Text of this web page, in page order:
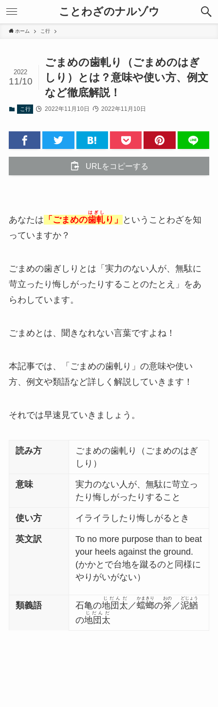
ことわざのナルゾウ
ホーム こ行
ごまめの歯軋り（ごまめのはぎ
しり）とは？意味や使い方、例文
など徹底解説！
2022
11/10
こ行 2022年11月10日 2022年11月10日
URLをコピーする
あなたは 「ごまめの歯軋
はぎし
り」
ということわざを知
っていますか？
ごまめの歯ぎしりとは 「実力のない人が、無駄に
苛立ったり悔しがったりすることのたとえ」 をあ
らわしています。
ごまめとは、聞きなれない言葉ですよね！
本記事では、「ごまめの歯軋り」の意味や使い
方、例文や類語など詳しく解説していきます！
それでは早速見ていきましょう。
読み方
ごまめの歯軋り（ごまめのはぎ
しり）
意味
実力のない人が、無駄に苛立っ
たり悔しがったりすること
使い方 イライラしたり悔しがるとき
英文訳
To no more purpose than to beat
your heels against the ground.
(かかとで台地を蹴るのと同様に
やりがいがない）
類義語 石亀の地団太
じだんだ
／蟷螂
かまきり
の斧
おの
／泥鰌
どじょう
の地団太
じだんだ